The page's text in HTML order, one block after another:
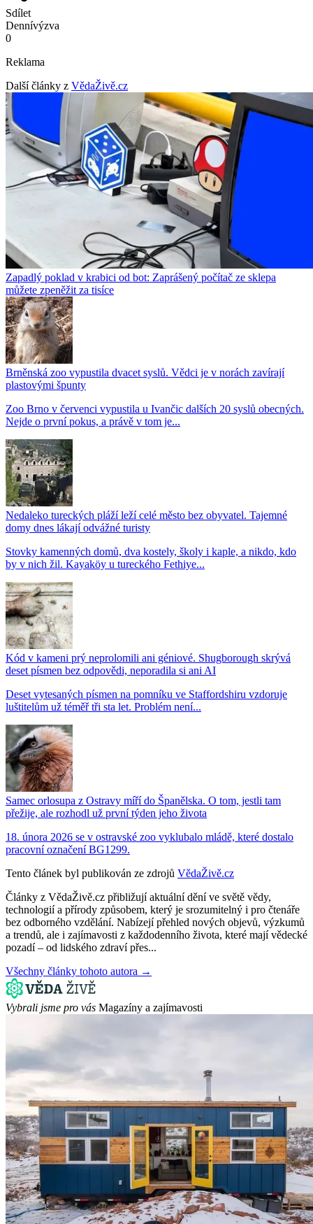
Sdílet
Dennívýzva
0
Reklama
Další články z VědaŽivě.cz
Zapadlý poklad v krabici od bot: Zaprášený počítač ze sklepa
můžete zpeněžit za tisíce
Brněnská zoo vypustila dvacet syslů. Vědci je v norách zavírají
plastovými špunty
Zoo Brno v červenci vypustila u Ivančic dalších 20 syslů obecných.
Nejde o první pokus, a právě v tom je...
Nedaleko tureckých pláží leží celé město bez obyvatel. Tajemné
domy dnes lákají odvážné turisty
Stovky kamenných domů, dva kostely, školy i kaple, a nikdo, kdo
by v nich žil. Kayaköy u tureckého Fethiye...
Kód v kameni prý neprolomili ani géniové. Shugborough skrývá
deset písmen bez odpovědi, neporadila si ani AI
Deset vytesaných písmen na pomníku ve Staffordshiru vzdoruje
luštitelům už téměř tři sta let. Problém není...
Samec orlosupa z Ostravy míří do Španělska. O tom, jestli tam
přežije, ale rozhodl už první týden jeho života
18. února 2026 se v ostravské zoo vyklubalo mládě, které dostalo
pracovní označení BG1299.
Tento článek byl publikován ze zdrojů VědaŽivě.cz
Články z VědaŽivě.cz přibližují aktuální dění ve světě vědy,
technologií a přírody způsobem, který je srozumitelný i pro čtenáře
bez odborného vzdělání. Nabízejí přehled nových objevů, výzkumů
a trendů, ale i zajímavosti z každodenního života, které mají vědecké
pozadí – od lidského zdraví přes...
Všechny články tohoto autora →
Vybrali jsme pro vás Magazíny a zajímavosti